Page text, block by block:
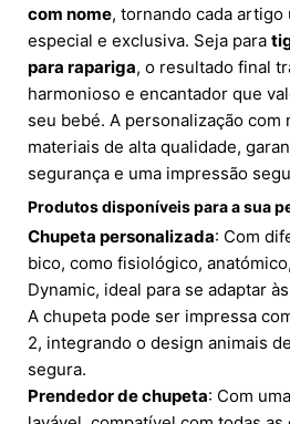
com nome, tornando cada artigo
especial e exclusiva. Seja para
para rapariga, o resultado final
harmonioso e encantador que
seu bebé. A personalização com
materiais de alta qualidade,
segurança e uma impressão
Produtos disponíveis para a sua
Chupeta personalizada: Com
bico, como fisiológico,
Dynamic, ideal para se adaptar
A chupeta pode ser impressa
2, integrando o design animais
segura.
Prendedor de chupeta: Com